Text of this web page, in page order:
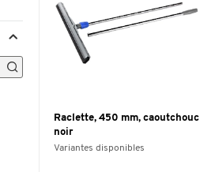
Raclette, 450 mm, caoutchouc
noir
Variantes disponibles